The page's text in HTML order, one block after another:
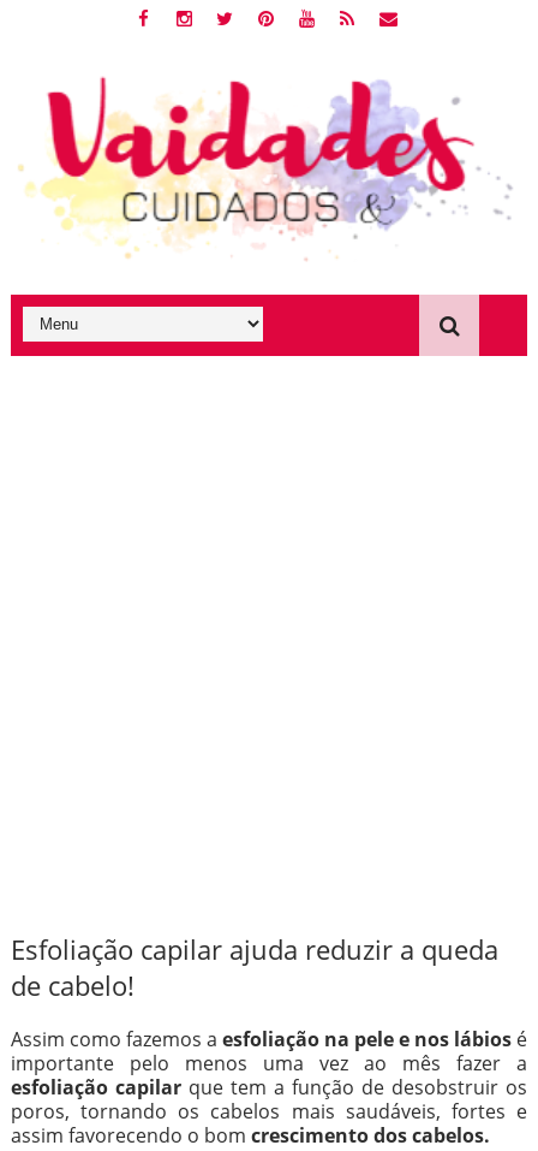
Esfoliação capilar ajuda reduzir a queda
de cabelo!
Assim como fazemos a esfoliação na pele e nos lábios é
importante pelo menos uma vez ao mês fazer a
esfoliação capilarque tem a função de desobstruir os
poros, tornando os cabelos mais saudáveis, fortes e
assim favorecendo o bom crescimento dos cabelos.